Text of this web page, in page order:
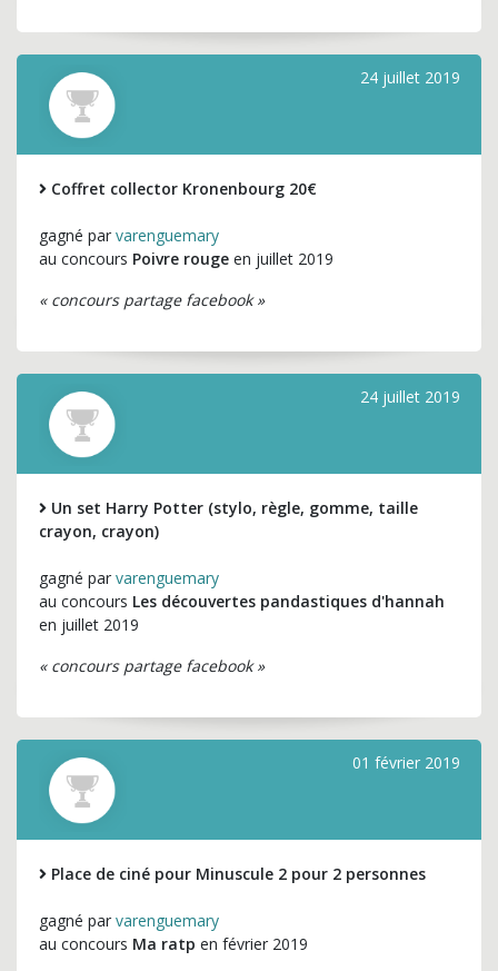
24 juillet 2019
Coffret collector Kronenbourg 20€
gagné par varenguemary
au concours Poivre rouge en juillet 2019
« concours partage facebook »
24 juillet 2019
Un set Harry Potter (stylo, règle, gomme, taille
crayon, crayon)
gagné par varenguemary
au concours Les découvertes pandastiques d'hannah
en juillet 2019
« concours partage facebook »
01 février 2019
Place de ciné pour Minuscule 2 pour 2 personnes
gagné par varenguemary
au concours Ma ratp en février 2019